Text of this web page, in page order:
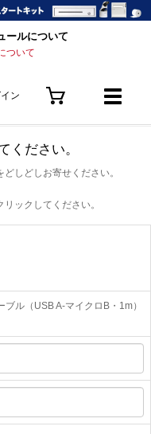
ールについて
ついて
ン
ください。
しどしお寄せください。
ックしてください。
ル（USB A-マイクロB・1m）